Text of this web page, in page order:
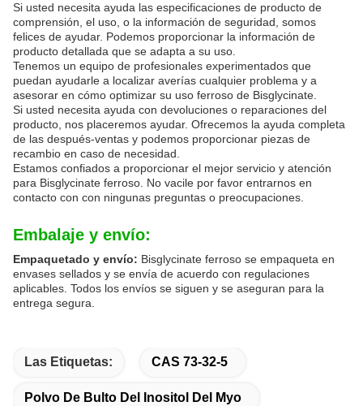
Si usted necesita ayuda las especificaciones de producto de
comprensión, el uso, o la información de seguridad, somos
felices de ayudar. Podemos proporcionar la información de
producto detallada que se adapta a su uso.
Tenemos un equipo de profesionales experimentados que
puedan ayudarle a localizar averías cualquier problema y a
asesorar en cómo optimizar su uso ferroso de Bisglycinate.
Si usted necesita ayuda con devoluciones o reparaciones del
producto, nos placeremos ayudar. Ofrecemos la ayuda completa
de las después-ventas y podemos proporcionar piezas de
recambio en caso de necesidad.
Estamos confiados a proporcionar el mejor servicio y atención
para Bisglycinate ferroso. No vacile por favor entrarnos en
contacto con con ningunas preguntas o preocupaciones.
Embalaje y envío:
Empaquetado y envío: Bisglycinate ferroso se empaqueta en
envases sellados y se envía de acuerdo con regulaciones
aplicables. Todos los envíos se siguen y se aseguran para la
entrega segura.
Las Etiquetas: CAS 73-32-5
Polvo De Bulto Del Inositol Del Myo